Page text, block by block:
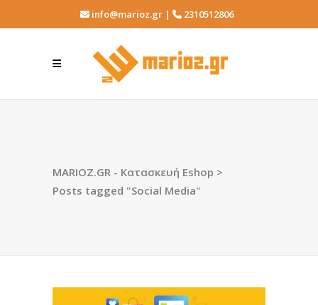
info@marioz.gr | 2310512806
MARIOZ.GR - Κατασκευή Eshop >
Posts tagged "Social Media"